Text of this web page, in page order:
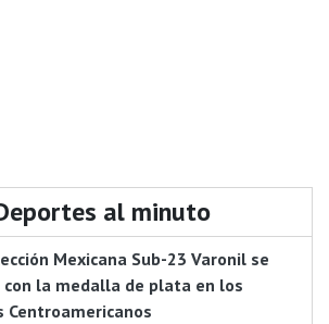
al minuto
Mexicana Sub-23 Varonil se
con la medalla de plata en los
Centroamericanos